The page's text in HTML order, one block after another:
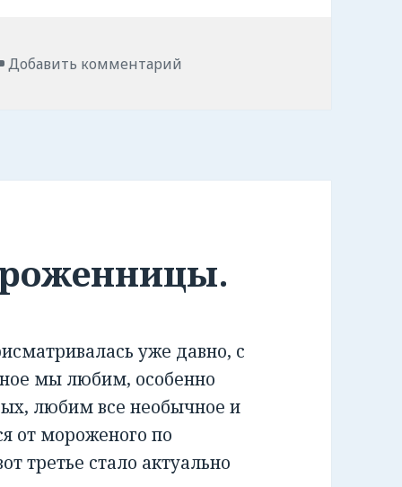
Добавить комментарий
уже давно, с
мы любим, особенно
любим все необычное и
от мороженого по
третье стало актуально